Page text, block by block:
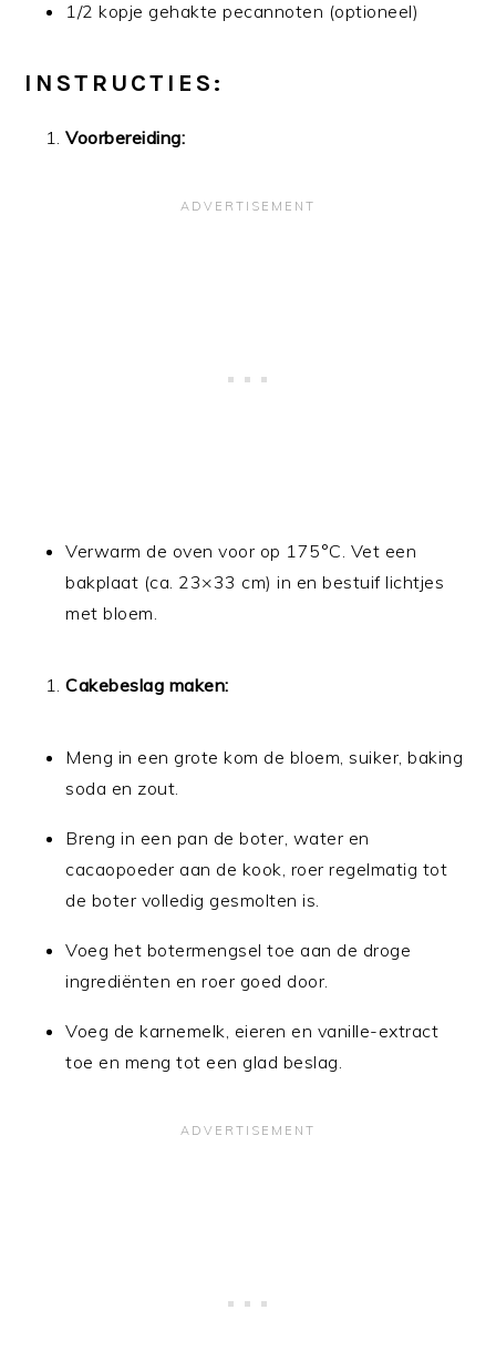
1/2 kopje gehakte pecannoten (optioneel)
INSTRUCTIES:
Voorbereiding:
Verwarm de oven voor op 175°C. Vet een
bakplaat (ca. 23×33 cm) in en bestuif lichtjes
met bloem.
Cakebeslag maken:
Meng in een grote kom de bloem, suiker, baking
soda en zout.
Breng in een pan de boter, water en
cacaopoeder aan de kook, roer regelmatig tot
de boter volledig gesmolten is.
Voeg het botermengsel toe aan de droge
ingrediënten en roer goed door.
Voeg de karnemelk, eieren en vanille-extract
toe en meng tot een glad beslag.